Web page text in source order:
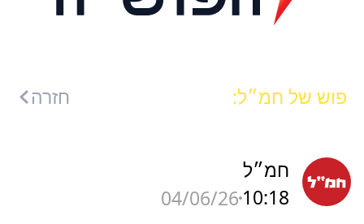
פוש של חמ״ל: חזרה
חמ״ל
10:18
04/06/26